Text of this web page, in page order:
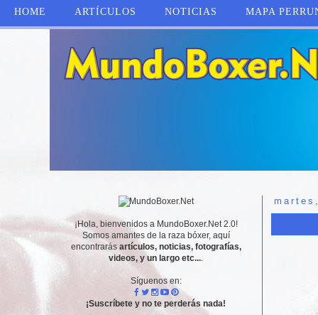
HOME ARTÍCULOS NOTICIAS MAPA
¡Hola, bienvenidos a MundoBoxer.Net 2.0!
Somos amantes de la raza bóxer, aquí
encontrarás artículos, noticias, fotografías,
videos, y un largo etc....
Síguenos en:
¡Suscríbete y no te perderás nada!